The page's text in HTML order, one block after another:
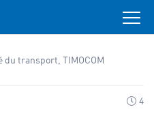
transport, TIMOCOM
4